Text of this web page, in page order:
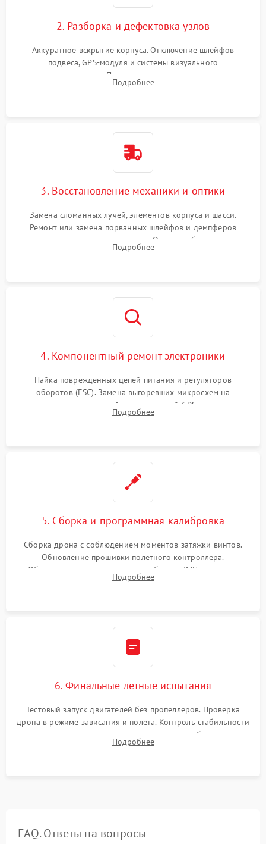
2. Разборка и дефектовка узлов
Аккуратное вскрытие корпуса. Отключение шлейфов
подвеса, GPS-модуля и системы визуального
позиционирования. Проверка полетного контроллера,
регуляторов оборотов (ESC) и бесколлекторных моторов на
Подробнее
3. Восстановление механики и оптики
Замена сломанных лучей, элементов корпуса и шасси.
Ремонт или замена порванных шлейфов и демпферов
трехосевого подвеса камеры. Очистка объектива,
восстановление механизма фокусировки. Установка новых
Подробнее
4. Компонентный ремонт электроники
Пайка поврежденных цепей питания и регуляторов
оборотов (ESC). Замена выгоревших микросхем на
материнской плате, модулей GPS
Подробнее
5. Сборка и программная калибровка
Сборка дрона с соблюдением моментов затяжки винтов.
Обновление прошивки полетного контроллера.
Обязательная программная калибровка IMU-сенсоров,
компаса, датчиков позиционирования и горизонта подвеса
Подробнее
6. Финальные летные испытания
Тестовый запуск двигателей без пропеллеров. Проверка
дрона в режиме зависания и полета. Контроль стабильности
удержания точки, качества передачи видео, работы системы
возврата домой (RTH) и дальности радиосвязи.
Подробнее
FAQ. Ответы на вопросы